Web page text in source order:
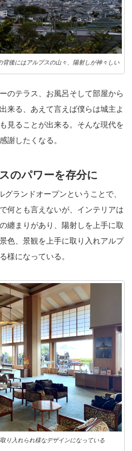
背後にはアルプスの山々、陽射しが神々しい
のテラス、お風呂そして部屋から
来る、あえて言えば僕らは城主よ
見ることが出来る。そんな現代を
謝したくなる。
のパワーを存分に
グランドオープンということで、
何とも言えないが、インテリアは
纏まりがあり、陽射しを上手に取
色、景観を上手に取り入れアルプ
様になっている。
り入れられ様なデザインになっている